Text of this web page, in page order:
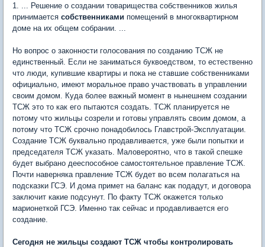
1. ... Решение о создании товарищества собственников жилья
принимается собственниками помещений в многоквартирном
доме на их общем собрании. ...
Но вопрос о законности голосования по созданию ТСЖ не
единственный. Если не заниматься буквоедством, то естественно
что люди, купившие квартиры и пока не ставшие собственниками
официально, имеют моральное право участвовать в управлении
своим домом. Куда более важный момент в нынешнем создании
ТСЖ это то как его пытаются создать. ТСЖ планируется не
потому что жильцы созрели и готовы управлять своим домом, а
потому что ТСЖ срочно понадобилось Главстрой-Эксплуатации.
Создание ТСЖ буквально продавливается, уже были попытки и
председателя ТСЖ указать. Маловероятно, что в такой спешке
будет выбрано дееспособное самостоятельное правление ТСЖ.
Почти наверняка правление ТСЖ будет во всем полагаться на
подсказки ГСЭ. И дома примет на баланс как подадут, и договора
заключит какие подсунут. По факту ТСЖ окажется только
марионеткой ГСЭ. Именно так сейчас и продавливается его
создание.
Сегодня не жильцы создают ТСЖ чтобы контролировать